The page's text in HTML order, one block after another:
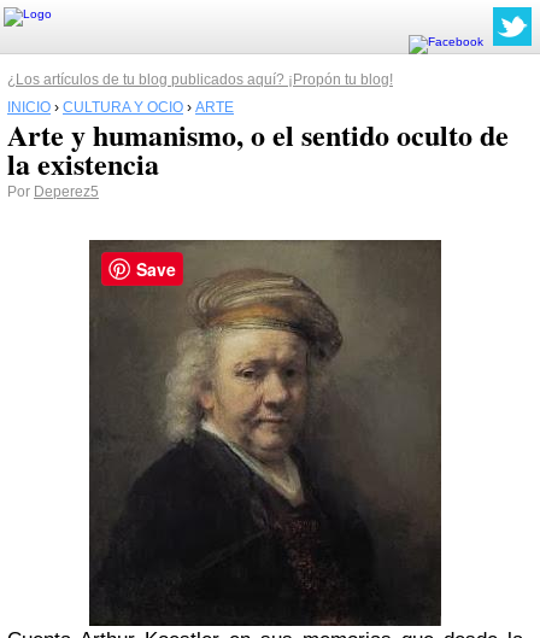
¿Los artículos de tu blog publicados aquí? ¡Propón tu blog!
INICIO › CULTURA Y OCIO › ARTE
Arte y humanismo, o el sentido oculto de
la existencia
Por Deperez5
Save